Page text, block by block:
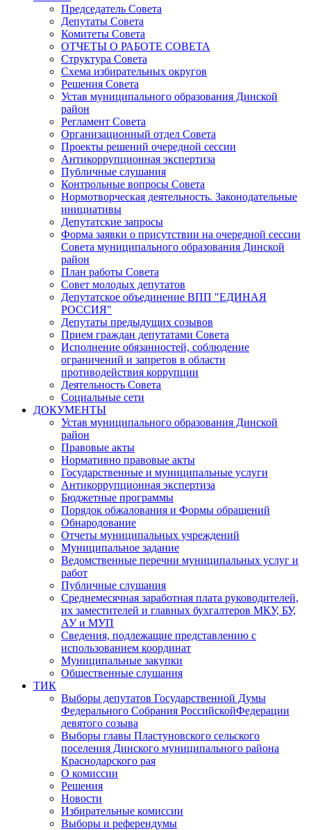
Председатель Совета
Депутаты Совета
Комитеты Совета
ОТЧЕТЫ О РАБОТЕ СОВЕТА
Структура Совета
Схема избирательных округов
Решения Совета
Устав муниципального образования Динской
район
Регламент Совета
Организационный отдел Совета
Проекты решений очередной сессии
Антикоррупционная экспертиза
Публичные слушания
Контрольные вопросы Совета
Нормотворческая деятельность. Законодательные
инициативы
Депутатские запросы
Форма заявки о присутствии на очередной сессии
Совета муниципального образования Динской
район
План работы Совета
Совет молодых депутатов
Депутатское объединение ВПП "ЕДИНАЯ
РОССИЯ"
Депутаты предыдущих созывов
Прием граждан депутатами Совета
Исполнение обязанностей, соблюдение
ограничений и запретов в области
противодействия коррупции
Деятельность Совета
Социальные сети
ДОКУМЕНТЫ
Устав муниципального образования Динской
район
Правовые акты
Нормативно правовые акты
Государственные и муниципальные услуги
Антикоррупционная экспертиза
Бюджетные программы
Порядок обжалования и Формы обращений
Обнародование
Отчеты муниципальных учреждений
Муниципальное задание
Ведомственные перечни муниципальных услуг и
работ
Публичные слушания
Среднемесячная заработная плата руководителей,
их заместителей и главных бухгалтеров МКУ, БУ,
АУ и МУП
Сведения, подлежащие представлению с
использованием координат
Муниципальные закупки
Общественные слушания
ТИК
Выборы депутатов Государственной Думы
Федерального Собрания РоссийскойФедерации
девятого созыва
Выборы главы Пластуновского сельского
поселения Динского муниципального района
Краснодарского рая
О комиссии
Решения
Новости
Избирательные комиссии
Выборы и референдумы